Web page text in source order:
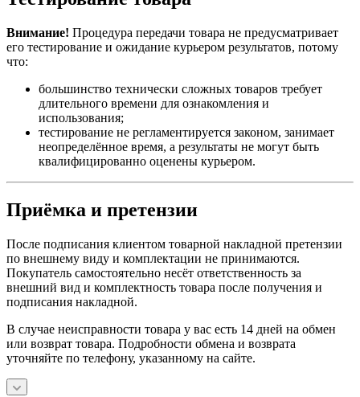
Внимание! Процедура передачи товара не предусматривает
его тестирование и ожидание курьером результатов, потому
что:
большинство технически сложных товаров требует
длительного времени для ознакомления и
использования;
тестирование не регламентируется законом, занимает
неопределённое время, а результаты не могут быть
квалифицированно оценены курьером.
Приёмка и претензии
После подписания клиентом товарной накладной претензии
по внешнему виду и комплектации не принимаются.
Покупатель самостоятельно несёт ответственность за
внешний вид и комплектность товара после получения и
подписания накладной.
В случае неисправности товара у вас есть 14 дней на обмен
или возврат товара. Подробности обмена и возврата
уточняйте по телефону, указанному на сайте.